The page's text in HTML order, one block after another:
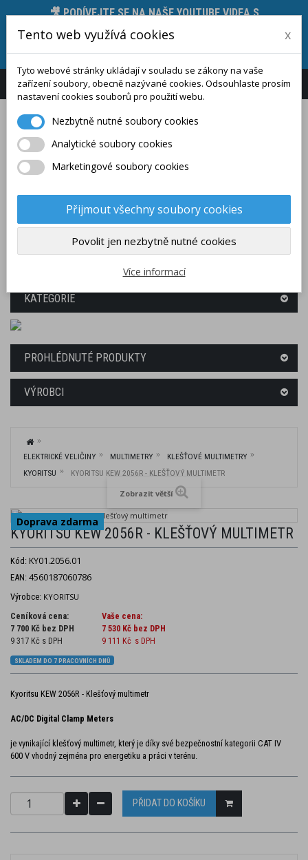
🎥 PODÍVEJTE SE NA NAŠE YOUTUBE VIDEA S
PŘEDSTAVENÍM MĚŘICÍCH PŘÍSTROJŮ, JEJICH
FUNKCÍ A TECHNICKÝCH PARAMETRŮ 🛠️, STAČÍ
KLIKNOUT ZDE.
Přihlášení Zákaznický účet
(PRÁZDNÝ)
KATEGORIE
PROHLÉDNUTÉ PRODUKTY
VÝROBCI
ELEKTRICKÉ VELIČINY MULTIMETRY
KLEŠŤOVÉ MULTIMETRY
KYORITSU
KYORITSU KEW 2056R - KLEŠŤOVÝ MULTIMETR
Doprava zdarma
Zobrazit větší
KYORITSU KEW 2056R - KLEŠŤOVÝ MULTIMETR
Kód: KY01.2056.01
EAN: 4560187060786
Výrobce: KYORITSU
Ceníková cena:
7 700 Kč bez DPH
9 317 Kč s DPH
Vaše cena:
7 530 Kč bez DPH
9 111 Kč s DPH
SKLADEM DO 7 PRACOVNÍCH DNŮ
Kyoritsu KEW 2056R - Klešťový multimetr
AC/DC Digital Clamp Meters
je vynikající klešťový multimetr, který je díky své bezpečnostní kategorii CAT IV
600 V vhodný zejména pro energetiku a práci v terénu.
PŘIDAT DO KOŠÍKU
Tento web využívá cookies x
Tyto webové stránky ukládají v souladu se zákony na vaše
zařízení soubory, obecně nazývané cookies. Odsouhlaste prosím
nastavení cookies souborů pro použití webu.
Nezbytně nutné soubory cookies
Analytické soubory cookies
Marketingové soubory cookies
Přijmout všechny soubory cookies
Povolit jen nezbytně nutné cookies
Více informací